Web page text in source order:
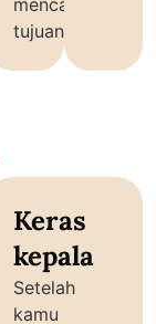
tujuanmu.
Keras
kepala
Setelah
kamu